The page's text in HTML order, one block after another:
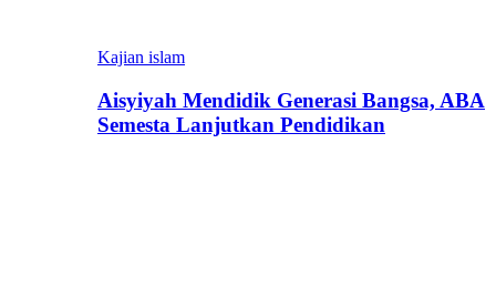
Kajian islam
Aisyiyah Mendidik Generasi Bangsa, ABA
Semesta Lanjutkan Pendidikan